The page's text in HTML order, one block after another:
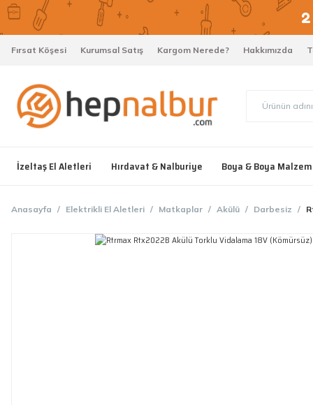
Fırsat Köşesi Kurumsal Satış Kargom Nerede? Hakkımızda
İzeltaş El Aletleri Hırdavat & Nalburiye Boya & Boya
Anasayfa Elektrikli El Aletleri Matkaplar Akülü Darbesiz